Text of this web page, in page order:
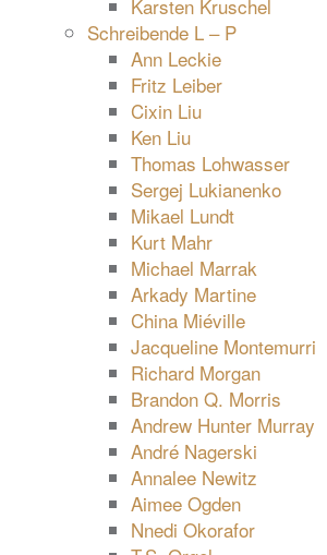
Karsten Kruschel
Schreibende L – P
Ann Leckie
Fritz Leiber
Cixin Liu
Ken Liu
Thomas Lohwasser
Sergej Lukianenko
Mikael Lundt
Kurt Mahr
Michael Marrak
Arkady Martine
China Miéville
Jacqueline Montemurri
Richard Morgan
Brandon Q. Morris
Andrew Hunter Murray
André Nagerski
Annalee Newitz
Aimee Ogden
Nnedi Okorafor